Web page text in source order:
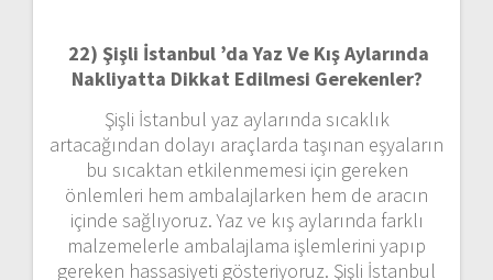
22) Şişli İstanbul ’da Yaz Ve Kış Aylarında
Nakliyatta Dikkat Edilmesi Gerekenler?
Şişli İstanbul yaz aylarında sıcaklık
artacağından dolayı araçlarda taşınan eşyaların
bu sıcaktan etkilenmemesi için gereken
önlemleri hem ambalajlarken hem de aracın
içinde sağlıyoruz. Yaz ve kış aylarında farklı
malzemelerle ambalajlama işlemlerini yapıp
gereken hassasiyeti gösteriyoruz. Şişli İstanbul